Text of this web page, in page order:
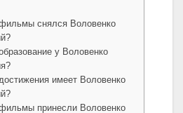
снялся Воловенко
у Воловенко
имеет Воловенко
принесли Воловенко